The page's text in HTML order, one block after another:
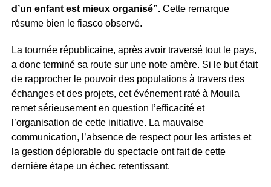
d’un enfant est mieux organisé”.Cette remarque
résume bien le fiasco observé.
La tournée républicaine, après avoir traversé tout le pays,
a donc terminé sa route sur une note amère. Si le but était
de rapprocher le pouvoir des populations à travers des
échanges et des projets, cet événement raté à Mouila
remet sérieusement en question l’efficacité et
l’organisation de cette initiative. La mauvaise
communication, l’absence de respect pour les artistes et
la gestion déplorable du spectacle ont fait de cette
dernière étape un échec retentissant.